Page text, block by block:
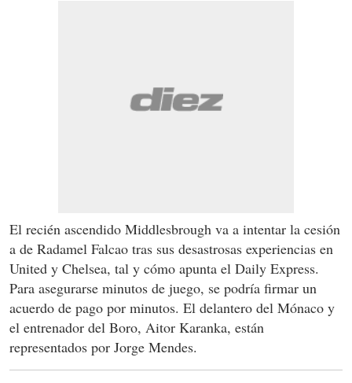
El recién ascendido Middlesbrough va a intentar la cesión
a de Radamel Falcao tras sus desastrosas experiencias en
United y Chelsea, tal y cómo apunta el Daily Express.
Para asegurarse minutos de juego, se podría firmar un
acuerdo de pago por minutos. El delantero del Mónaco y
el entrenador del Boro, Aitor Karanka, están
representados por Jorge Mendes.